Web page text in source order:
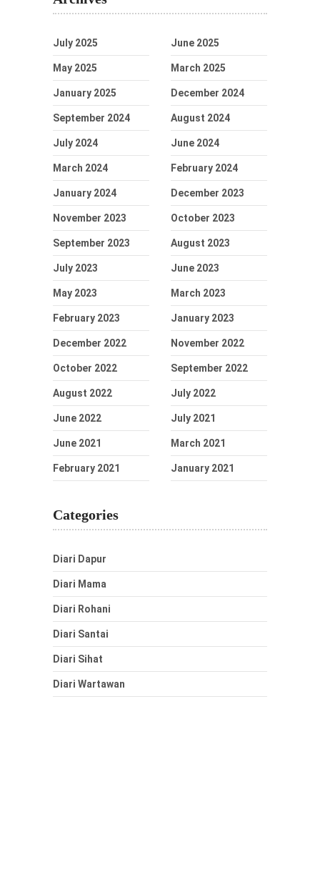
July 2025 June 2025
May 2025 March 2025
January 2025 December 2024
September 2024 August 2024
July 2024 June 2024
March 2024 February 2024
January 2024 December 2023
November 2023 October 2023
September 2023 August 2023
July 2023 June 2023
May 2023 March 2023
February 2023 January 2023
December 2022 November 2022
October 2022 September 2022
August 2022 July 2022
June 2022 July 2021
June 2021 March 2021
February 2021 January 2021
Categories
Diari Dapur
Diari Mama
Diari Rohani
Diari Santai
Diari Sihat
Diari Wartawan